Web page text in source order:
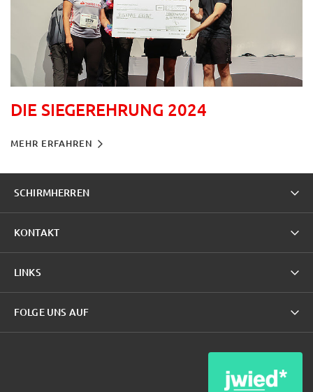
DIE SIEGEREHRUNG 2024
MEHR ERFAHREN
SCHIRMHERREN
KONTAKT
LINKS
FOLGE UNS AUF